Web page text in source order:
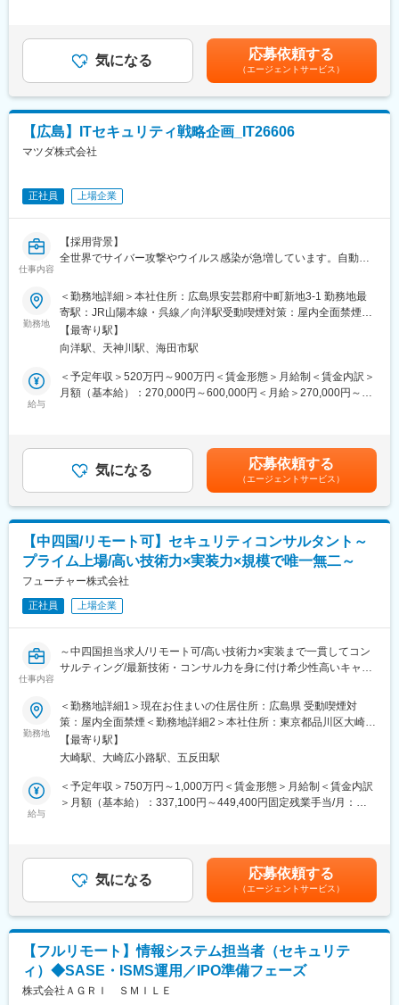
■働き方
ワークライフバランスを重視し、労働環境の整備のみならず、組
推進等を実施
・付与日数からの有給休暇取得率84%
・女性管理比率14.3%／外国籍社員割合8.5%
女性活躍推進法に基づく「えるぼし」最高評価「認定段階3」取得
変更の範囲：会社の定める業務
世の中のインシデント動向を収集し、ITシステム等を活用して自
社の脆弱な部分の特定、外部からの侵入リスクや兆候を特定する
と同時にセキュリティインシデント状況を調査分析し、対策を打
想定しております。
・SOC運用（脅威情報/脆弱性情報の収集、アラート監視等）
・セキュリティ要求定義、導入時の設計・開発・テストレビュー
・セキュリティ教育の推進
・セキュリティインシデント対応
連携をしながら、全社情報セキュリティの強化に取り組んでいた
だきます。
※入社後のご活躍次第で、他領域へチャレンジすることが可能で
す。
【ポジション特徴】
・全社情報セキュリティを推進するポジションで、将来はグロー
変更の範囲：＜変更の範囲＞将来的に会社の定める全ての業務に
配置転換の可能性あり
考を通じて上下する可能性があります。月給(月額)は固定手当を含
めた表記です。
気になる 応募依頼する
（エージェントサービス）
【広島】ITセキュリティ戦略企画_IT26606
マツダ株式会社
正社員 上場企業
仕事内容
【採用背景】
全世界でサイバー攻撃やウイルス感染が急増しています。自動車
イチェーンにおけるリスクも大きくなっており、サイバーセキュ
リティの対策を継続的に強化することが必須となっています。こ
うした中、当社では、CSIRT（Computer Security Incident
Response Team）の強化を計画しています。今回ご入社をいただ
く方には「サイバーセキュリティリーダー」としてご活躍をいた
だくことを期待しております。
【担当業務】
インシデントの動向等をふまえ、ITシステムに関わる対応方針を
検討し提案する役割を担っていただきます。
具体的には以下のような業務を統括する立場として他部署及び協
・組織の事業計画に合わせたセキュリティ戦略の策定
・現状とあるべき姿からリスク評価を行い、必要な対応策の作
成・導入推進
・セキュリティインシデント対応
※上記業務の他、グループ・グローバルで各技術領域の担当者とも
だきます。
※入社後のご活躍次第で、他領域へチャレンジすることが可能で
【ポジション特徴】
・全社情報セキュリティを推進するポジションで、将来はグロー
バルセキュリティ担当として
変更の範囲：＜変更の範囲＞将来的に会社の定める全ての業務に
勤務地
＜勤務地詳細＞本社住所：広島県安芸郡府中町新地3-1 勤務地最
寄駅：JR山陽本線・呉線／向洋駅受動喫煙対策：屋内全面禁煙変
更の範囲：＜変更の範囲＞将来的に国内・海外事業所への異動の
可能性あり
【最寄り駅】
向洋駅、天神川駅、海田市駅
給与
＜予定年収＞520万円～900万円＜賃金形態＞月給制＜賃金内訳＞
月額（基本給）：270,000円～600,000円＜月給＞270,000円～
考を通じて上下する可能性があります。月給(月額)は固定手当を含
めた表記です。
気になる 応募依頼する
（エージェントサービス）
【中四国/リモート可】セキュリティコンサルタント～
プライム上場/高い技術力×実装力×規模で唯一無二～
フューチャー株式会社
正社員 上場企業
仕事内容
～中四国担当求人/リモート可/高い技術力×実装まで一貫してコン
サルティング/最新技術・コンサル力を身に付け希少性高いキャリ
■業務概要：
当社はITコンサルティングを中心に事業を展開し、DX推進やクラ
ウド・セキュリティ領域で高い技術力を誇ります。本ポジション
では、セキュリティコンサルタントまたはセキュリティエンジニ
アとして、顧客企業の情報資産を守るための戦略立案から実装ま
で幅広く携わっていただきます。
・顧客のセキュリティリスクを可視化するアセスメントサービス
の提供
・脅威分析に基づく最適なセキュリティアーキテクチャの設計
・プロジェクトマネジメント、デリバリーの推進
（2）セキュリティエンジニア業務
勤務地
＜勤務地詳細1＞現在お住まいの住居住所：広島県 受動喫煙対
策：屋内全面禁煙＜勤務地詳細2＞本社住所：東京都品川区大崎1-
2-2 アートヴィレッジ大崎セントラルタワー勤務地最寄駅：各線
／大崎駅受動喫煙対策：屋内全面禁煙変更の範囲：会社の定める
【最寄り駅】
大崎駅、大崎広小路駅、五反田駅
給与
＜予定年収＞750万円～1,000万円＜賃金形態＞月給制＜賃金内訳
＞月額（基本給）：337,100円～449,400円固定残業手当/月：
経験・年齢・能力・前職給与等を考慮し、当社規程により決定し
ます。・昇給：年1回（4月）・賞与：年2回（6月・12月）賃金は
あくまでも目安の金額であり、選考を通じて上下する可能性があ
ります。月給(月額)は固定手当を含めた表記です。
気になる 応募依頼する
（エージェントサービス）
【フルリモート】情報システム担当者（セキュリテ
ィ）◆SASE・ISMS運用／IPO準備フェーズ
株式会社ＡＧＲＩ ＳＭＩＬＥ